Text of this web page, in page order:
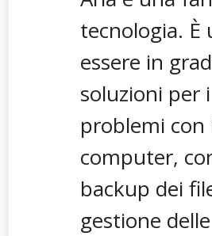
tecnologia. È
essere in
soluzioni per
problemi con
computer,
backup dei
gestione